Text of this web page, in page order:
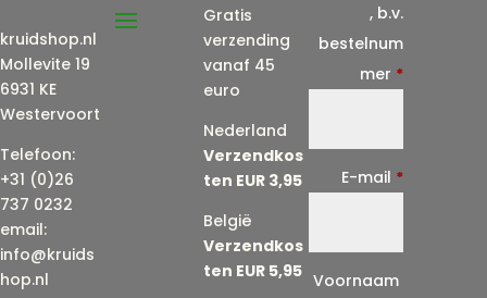
kruidshop.nl
Mollevite 19
6931 KE
Westervoort
Telefoon:
+31 (0)26
737 0232
email:
info@kruids
hop.nl
Gratis
verzending
vanaf 45
euro
Nederland
Verzendkos
ten EUR 3,95
België
Verzendkos
ten EUR 5,95
, b.v.
bestelnum
mer *
E-mail *
Voornaam